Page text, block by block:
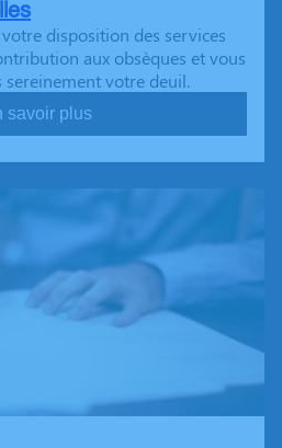
disposition des services
aux obsèques et vous
votre deuil.
savoir plus